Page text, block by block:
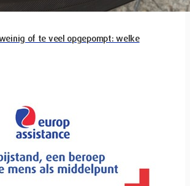
of te veel opgepompt: welke